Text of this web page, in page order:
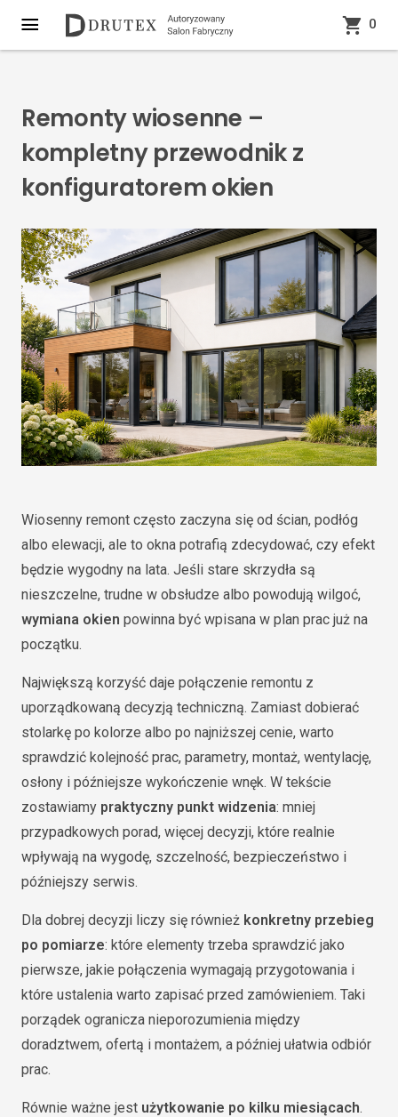
0
Remonty wiosenne –
kompletny przewodnik z
konfiguratorem okien
Wiosenny remont często zaczyna się od ścian, podłóg
albo elewacji, ale to okna potrafią zdecydować, czy efekt
będzie wygodny na lata. Jeśli stare skrzydła są
nieszczelne, trudne w obsłudze albo powodują wilgoć,
wymiana okien powinna być wpisana w plan prac już na
początku.
Największą korzyść daje połączenie remontu z
uporządkowaną decyzją techniczną. Zamiast dobierać
stolarkę po kolorze albo po najniższej cenie, warto
sprawdzić kolejność prac, parametry, montaż, wentylację,
osłony i późniejsze wykończenie wnęk. W tekście
zostawiamy praktyczny punkt widzenia: mniej
przypadkowych porad, więcej decyzji, które realnie
wpływają na wygodę, szczelność, bezpieczeństwo i
późniejszy serwis.
Dla dobrej decyzji liczy się również konkretny przebieg
po pomiarze: które elementy trzeba sprawdzić jako
pierwsze, jakie połączenia wymagają przygotowania i
które ustalenia warto zapisać przed zamówieniem. Taki
porządek ogranicza nieporozumienia między
doradztwem, ofertą i montażem, a później ułatwia odbiór
prac.
Równie ważne jest użytkowanie po kilku miesiącach.